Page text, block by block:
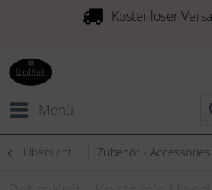
Kostenloser
Menü
Übersicht Zubehör - Accessories